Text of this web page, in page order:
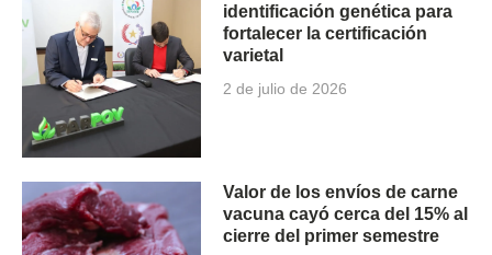
identificación genética para
fortalecer la certificación
varietal
2 de julio de 2026
Valor de los envíos de carne
vacuna cayó cerca del 15% al
cierre del primer semestre